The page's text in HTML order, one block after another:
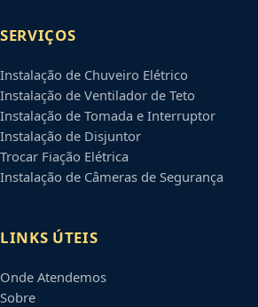
SERVIÇOS
Instalação de Chuveiro Elétrico
Instalação de Ventilador de Teto
Instalação de Tomada e Interruptor
Instalação de Disjuntor
Trocar Fiação Elétrica
Instalação de Câmeras de Segurança
LINKS ÚTEIS
Onde Atendemos
Sobre